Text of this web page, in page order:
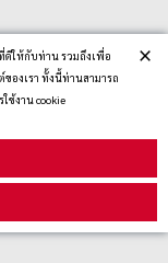
ดีให้กับท่าน รวมถึงเพื่อ
องเรา ทั้งนี้ท่านสามารถ
ช้งาน cookie
×